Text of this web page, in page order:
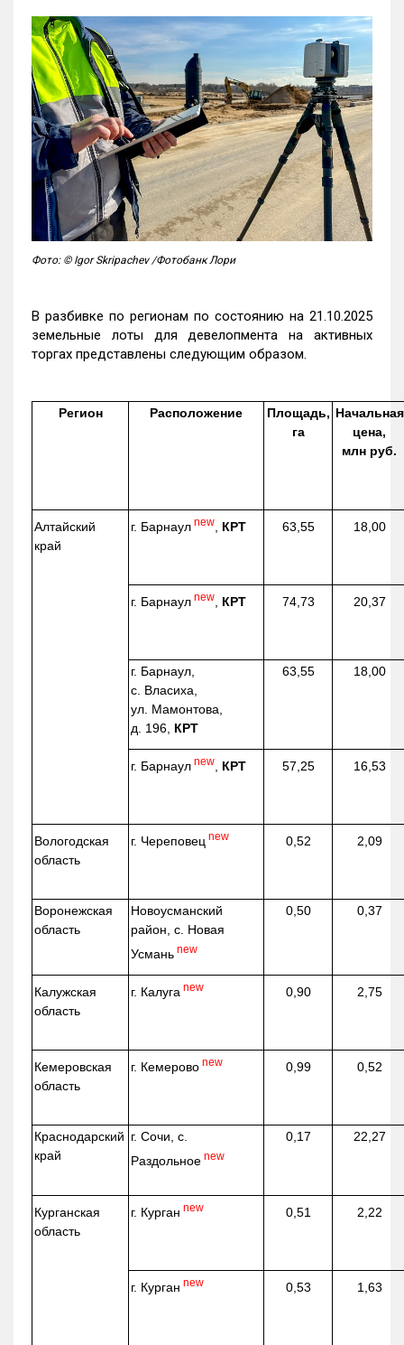
Фото: © Igor Skripachev /Фотобанк Лори
В разбивке по регионам по состоянию на 21.10.2025
земельные лоты для девелопмента на активных
торгах представлены следующим образом.
Регион Расположение
Площадь,
га
Начальная
цена,
млн руб.
Алтайский
край
г. Барнаул new КРТ 63,55 18,00
г. Барнаул new КРТ 74,73 20,37
г. Барнаул,
с. Власиха,
ул. Мамонтова,
д. 196, КРТ
63,55 18,00
г. Барнаул new КРТ 57,25 16,53
Вологодская
область
г. Череповец new 0,52 2,09
Воронежская
область
Новоусманский
район, с. Новая
Усмань new
0,50 0,37
Калужская
область
г. Калуга new 0,90 2,75
Кемеровская
область
г. Кемерово new 0,99 0,52
Краснодарский
край
г. Сочи, с.
Раздольное new
0,17 22,27
Курганская
область
г. Курган new 0,51 2,22
г. Курган new 0,53 1,63